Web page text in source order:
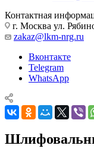
Контактная
г. Москва ул.
zakaz@lkm-nrg.ru
Вконтакте
Telegram
WhatsApp